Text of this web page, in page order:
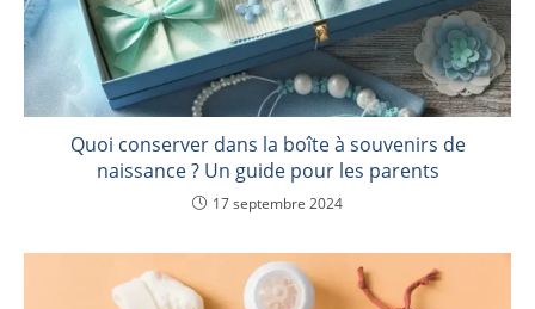
Quoi conserver dans la boîte à souvenirs de
naissance ? Un guide pour les parents
17 septembre 2024